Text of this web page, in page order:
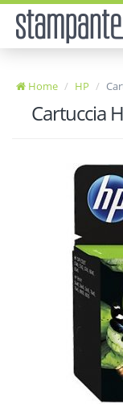
Home HP
Cartuccia